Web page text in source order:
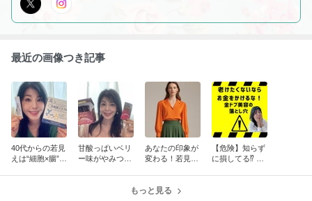
最近の画像つき記事
40代からの若見
えは“細胞×腸”で
甘酸っぱいベリ
ー味がやみつ
あなたの印象が
変わる！若見え
【危険】知らず
に損してる⁉ 金
もっと見る